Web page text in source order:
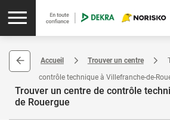
Accueil Trouver un centre
contrôle technique à Villefranche-de-
Trouver un centre de contrôle
de Rouergue